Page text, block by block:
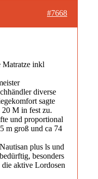
#7668
Matratze inkl
diverse
sagte
M in fest zu.
und proportional
m groß und ca 74
plus ls und
besonders
aktive Lordosen